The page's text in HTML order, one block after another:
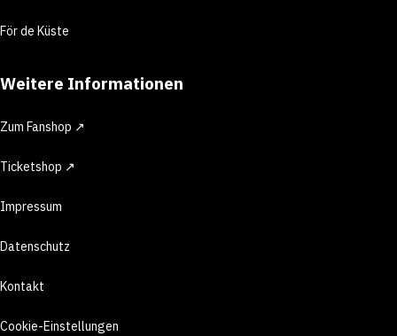
För de Küste
Weitere Informationen
Zum Fanshop ↗
Ticketshop ↗
Impressum
Datenschutz
Kontakt
Cookie-Einstellungen